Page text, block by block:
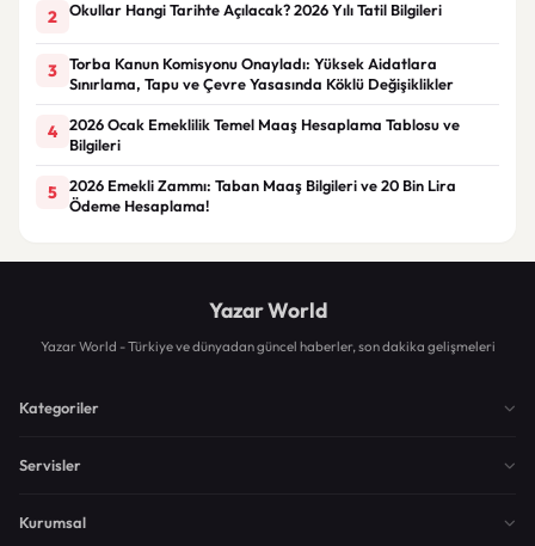
2 Okullar Hangi Tarihte Açılacak? 2026 Yılı Tatil Bilgileri
3
Torba Kanun Komisyonu Onayladı: Yüksek Aidatlara
Sınırlama, Tapu ve Çevre Yasasında Köklü Değişiklikler
4
2026 Ocak Emeklilik Temel Maaş Hesaplama Tablosu ve
Bilgileri
5
2026 Emekli Zammı: Taban Maaş Bilgileri ve 20 Bin Lira
Ödeme Hesaplama!
Yazar World
Yazar World - Türkiye ve dünyadan güncel haberler, son dakika gelişmeleri
Kategoriler
Servisler
Kurumsal